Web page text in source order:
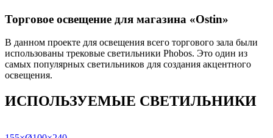
Торговое освещение для магазина «Ostin»
В данном проекте для освещения всего торгового зала были
использованы трековые светильники Phobos. Это один из
самых популярных светильников для создания акцентного
освещения.
ИСПОЛЬЗУЕМЫЕ СВЕТИЛЬНИКИ